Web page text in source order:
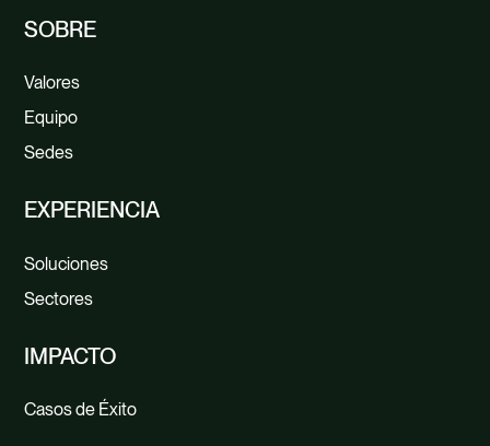
SOBRE
Valores
Equipo
Sedes
EXPERIENCIA
Soluciones
Sectores
IMPACTO
Casos de Éxito